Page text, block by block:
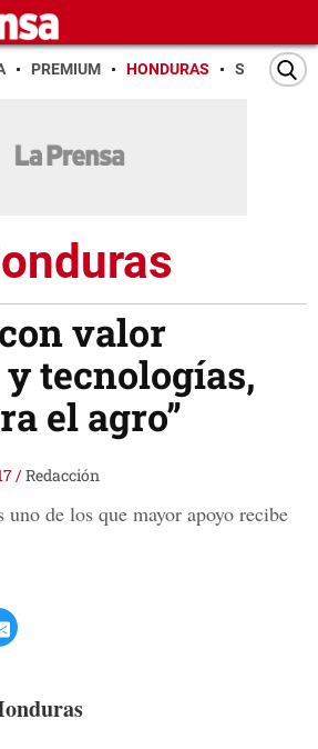
PREMIUM HONDURAS SAN PEDRO
valor
tecnologías,
el agro”
/Redacción
uno de los que mayor apoyo recibe